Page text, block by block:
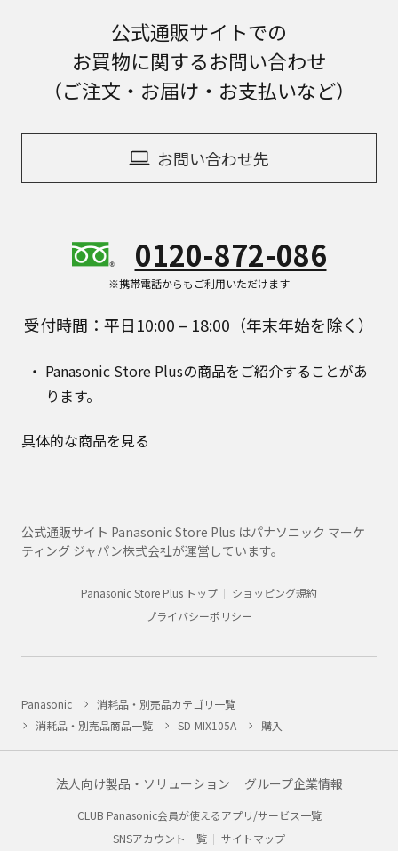
公式通販サイトでの
お買物に関するお問い合わせ
（ご注文・お届け・お支払いなど）
お問い合わせ先
0120-872-086
※携帯電話からもご利用いただけます
受付時間：平日10:00 – 18:00（年末年始を除く）
Panasonic Store Plusの商品をご紹介することがあ
ります。
具体的な商品を見る
公式通販サイト Panasonic Store Plus はパナソニック マーケ
ティング ジャパン株式会社が運営しています。
Panasonic Store Plus トップ
ショッピング規約
プライバシーポリシー
Panasonic
消耗品・別売品カテゴリ一覧
消耗品・別売品商品一覧
SD-MIX105A 購入
法人向け製品・ソリューション グループ企業情報
CLUB Panasonic会員が使えるアプリ/サービス一覧
SNSアカウント一覧
サイトマップ